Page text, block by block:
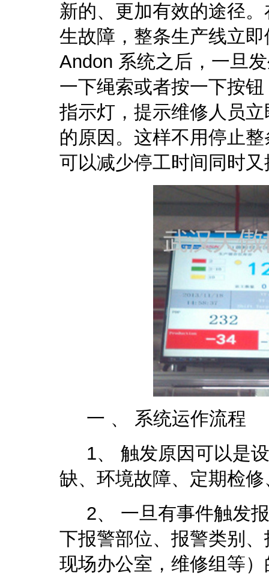
新的、更加有效的途径
生故障，整条生产线立
Andon 系统之后，一旦
一下绳索或者按一下按
指示灯，提示维修人员
的原因。这样不用停止
可以减少停工时间同时
一 、 系统运作流程
1、 触发原因可以是设
缺、环境故障、定期检
2、 一旦有事件触发报
下报警部位、报警类别
现场办公室，维修组等